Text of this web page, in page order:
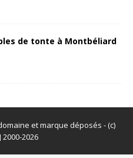
de tonte à Montbéliard
et marque déposés - (c)
2026